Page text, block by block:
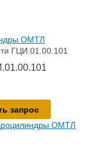
ОМТЛ
ГЦИ.01.00.101
запрос
ОМТЛ